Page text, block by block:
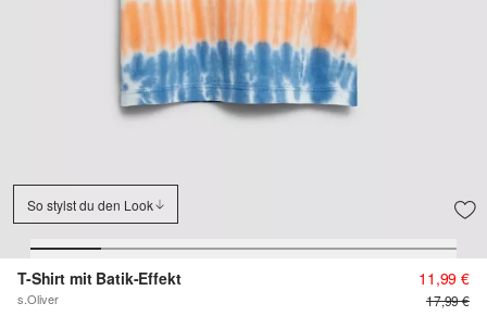
So stylst du den Look
T-Shirt mit Batik-Effekt
s.Oliver
11,99 €
17,99 €